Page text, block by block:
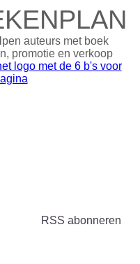
auteurs met boek
promotie en verkoop
RSS abonneren